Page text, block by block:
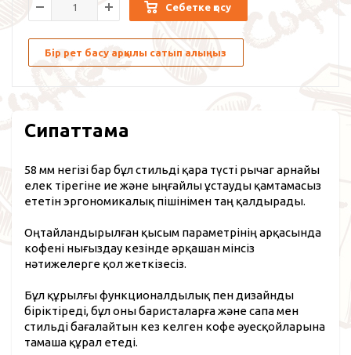
Себетке қосу
Бір рет басу арқылы сатып алыңыз
Сипаттама
58 мм негізі бар бұл стильді қара түсті рычаг арнайы
елек тірегіне ие және ыңғайлы ұстауды қамтамасыз
ететін эргономикалық пішінімен таң қалдырады.
Оңтайландырылған қысым параметрінің арқасында
кофені нығыздау кезінде әрқашан мінсіз
нәтижелерге қол жеткізесіз.
Бұл құрылғы функционалдылық пен дизайнды
біріктіреді, бұл оны баристаларға және сапа мен
стильді бағалайтын кез келген кофе әуесқойларына
тамаша құрал етеді.